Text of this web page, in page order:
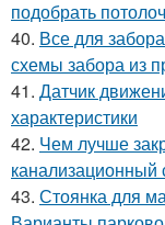
подобрать
40. Все для
схемы забора из
41. Датчик
характеристики
42. Чем лучше
канализационный
43. Стоянка для